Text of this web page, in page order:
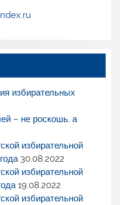
избирательных
– не роскошь, а
избирательной
30.08.2022
избирательной
19.08.2022
избирательной